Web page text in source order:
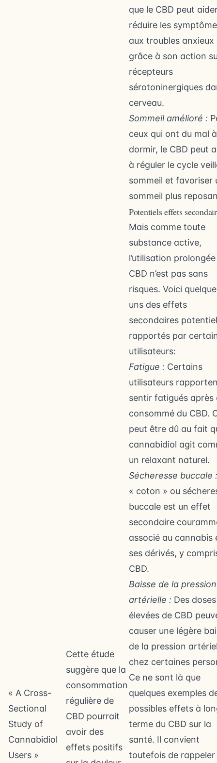
« A Cross-
Sectional
Study of
Cannabidiol
Users »
Cette étude
suggère que la
consommation
régulière de
CBD pourrait
avoir des
effets positifs
que le CBD peut
réduire les
aux troubles anxieux
grâce à son action
récepteurs
sérotoninergiques
cerveau.
Sommeil amélioré :
ceux qui ont du mal à
dormir, le CBD peut
à réguler le cycle
sommeil et favoriser
sommeil plus
Potentiels effets
Mais comme toute
substance active,
l’utilisation
CBD n’est pas sans
risques. Voici
uns des effets
secondaires
rapportés par
utilisateurs:
Fatigue : Certains
utilisateurs
sentir fatigués après
consommé du CBD.
peut être dû au fait
cannabidiol agit
un relaxant naturel.
Sécheresse buccale :
« coton » ou
buccale est un effet
secondaire
associé au cannabis
ses dérivés, y
CBD.
Baisse de la pression
artérielle : Des doses
élevées de CBD
causer une légère
de la pression
chez certaines
Ce ne sont là que
quelques exemples
possibles effets à
terme du CBD sur la
santé. Il convient
toutefois de rappeler